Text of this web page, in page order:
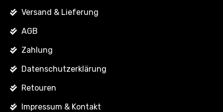
Versand & Lieferung
AGB
Zahlung
Datenschutzerklärung
Retouren
Impressum & Kontakt